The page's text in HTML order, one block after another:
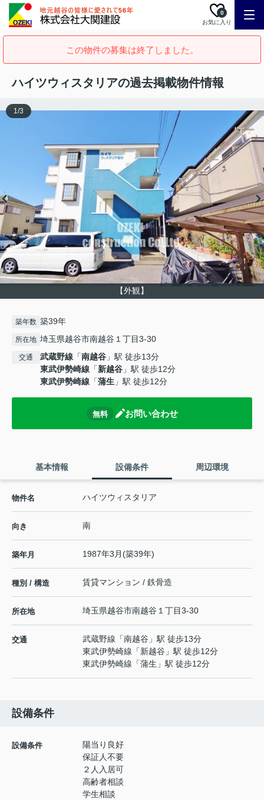
お気に入り
0
この物件の募集は終了しました。
ハイツウィスタリアの過去掲載物件情報
【外観】
1/3
築年数 築39年
所在地 埼玉県越谷市南越谷１丁目3-30
交通 武蔵野線 「南越谷 」駅 徒歩13分
東武伊勢崎線 「新越谷 」駅 徒歩12分
東武伊勢崎線 「蒲生 」駅 徒歩12分
無料 お問い合わせ
基本情報 設備条件 周辺環境
物件名 ハイツウィスタリア
向き 南
築年月 1987年3月(築39年)
種別 / 構造 賃貸マンション / 鉄骨造
所在地 埼玉県越谷市南越谷 １丁目3-30
交通 武蔵野線 「南越谷 」駅 徒歩13分
東武伊勢崎線 「新越谷 」駅 徒歩12分
東武伊勢崎線 「蒲生 」駅 徒歩12分
設備条件
設備条件
陽当り良好
保証人不要
２人入居可
高齢者相談
学生相談